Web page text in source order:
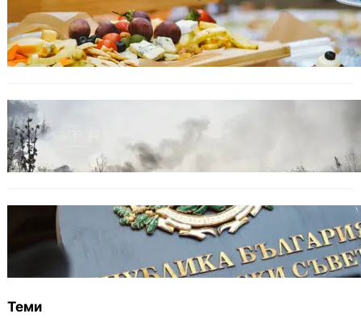
От август се променят осигурителните
вноски за седем икономически дейности
Пожарите в България не спират: 141
огнища за последното денонощие
БЪЛГАРИЯ
Кабинетът прие нов статут за професиите в
спортната подготовка
Теми